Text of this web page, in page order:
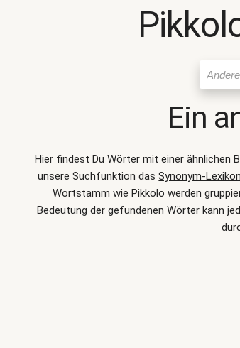
Ein
Hier findest Du Wörter mit einer ähnlichen
unsere Suchfunktion dasSynonym-Lexikon
Wortstamm wie Pikkolo werden
Bedeutung der gefundenen Wörter kann